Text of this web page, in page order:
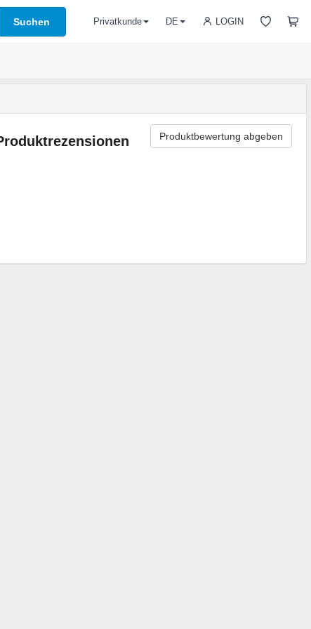
Suchen LOGIN
Privatkunde DE
Produktbewertung abgeben